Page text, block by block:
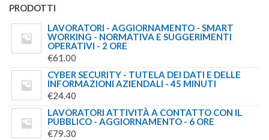
PRODOTTI
LAVORATORI - AGGIORNAMENTO - SMART
WORKING - NORMATIVA E SUGGERIMENTI
OPERATIVI - 2 ORE
€61.00
CYBER SECURITY - TUTELA DEI DATI E DELLE
INFORMAZIONI AZIENDALI - 45 MINUTI
€24.40
LAVORATORI ATTIVITÀ A CONTATTO CON IL
PUBBLICO - AGGIORNAMENTO - 6 ORE
€79.30